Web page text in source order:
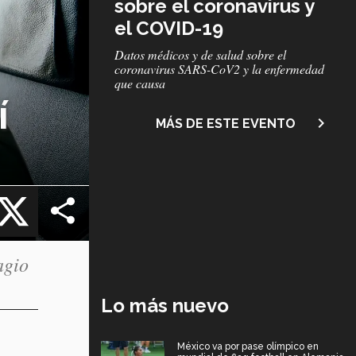
X
sobre el coronavirus y
el COVID-19
Subtítulo
Datos médicos y de salud sobre el
coronavirus SARS-CoV2 y la enfermedad
que causa
MÁS DE ESTE EVENTO navigate_next
Lo más nuevo
México va por pase olímpico en